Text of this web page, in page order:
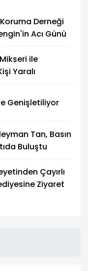
Derneği
Acı Günü
ile
Yaralı
Genişletiliyor
Tan, Basın
Buluştu
Çayırlı
Ziyaret